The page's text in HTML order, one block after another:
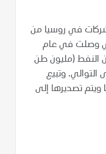
في روسيا من
وصلت في عام
من النفط (مليون طن
التوالي. وتبيع
ويتم تصديرها إلى